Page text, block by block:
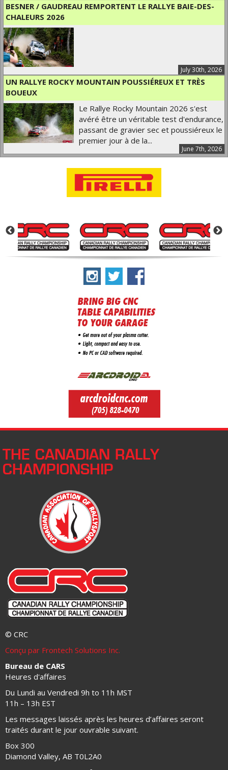
BESNER / GAUDREAU REMPORTENT LE RALLYE BAIE-DES-
CHALEURS 2026
July 30th, 2026
UN RALLYE ROCKY MOUNTAIN POUSSIÉREUX ET TRÈS
BOUEUX
June 7th, 2026
Le Rallye Rocky Mountain 2026 s'est
avéré être un véritable test d'endurance,
passant de gravier sec et poussiéreux le
premier jour à de la...
THE CANADIAN RALLY
CHAMPIONSHIP
© CRC
Conçu par Frontech Solutions Inc.
Bureau de CARS
Heures d'affaires
Du Lundi au Vendredi 9h to 11h MST
11h – 13h EST
Les messages laissés après les heures d’affaires seront
traités durant le jour ouvrable suivant.
Box 300
Diamond Valley, AB T0L2A0